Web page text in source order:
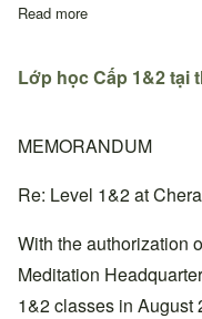
Read more
Lớp học Cấp 1&2 tại
MEMORANDUM
Re: Level 1&2 at
With the authorization
Meditation
1&2 classes in August